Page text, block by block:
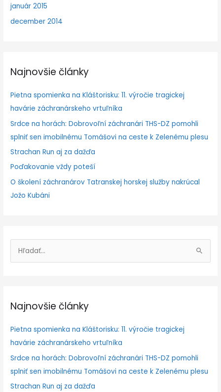
január 2015
december 2014
Najnovšie články
Pietna spomienka na Kláštorisku: 11. výročie tragickej
havárie záchranárskeho vrtuľníka
Srdce na horách: Dobrovoľní záchranári THS-DZ pomohli
splniť sen imobilnému Tomášovi na ceste k Zelenému plesu
Strachan Run aj za dažďa
Poďakovanie vždy poteší
O školení záchranárov Tatranskej horskej služby nakrúcal
Jožo Kubáni
y
a
a
ť
:
Najnovšie články
Pietna spomienka na Kláštorisku: 11. výročie tragickej
havárie záchranárskeho vrtuľníka
Srdce na horách: Dobrovoľní záchranári THS-DZ pomohli
splniť sen imobilnému Tomášovi na ceste k Zelenému plesu
Strachan Run aj za dažďa